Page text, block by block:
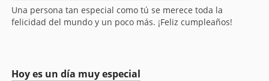
Una persona tan especial como tú se merece toda la
felicidad del mundo y un poco más. ¡Feliz cumpleaños!
Hoy es un día muy especial